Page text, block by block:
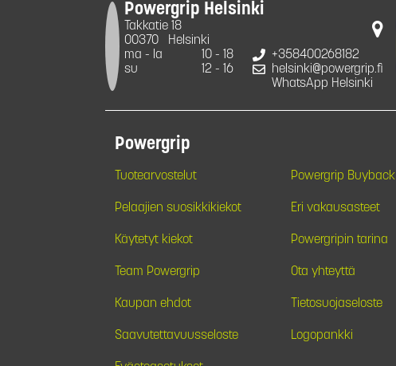
Powergrip Helsinki
Takkatie 18
00370
Helsinki
ma - la
10 - 18
su
12 - 16
+358400268182
helsinki@powergrip.fi
WhatsApp Helsinki
Powergrip
Tuotearvostelut Powergrip Buyback
Pelaajien suosikkikiekot Eri vakausasteet
Käytetyt kiekot Powergripin tarina
Team Powergrip Ota yhteyttä
Kaupan ehdot Tietosuojaseloste
Saavutettavuusseloste Logopankki